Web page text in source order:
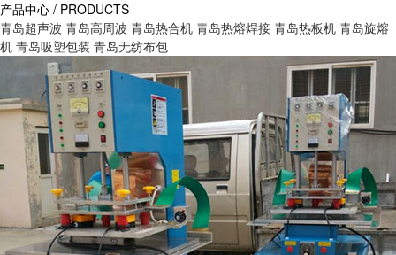
产品中心 / PRODUCTS
青岛超声波 青岛高周波 青岛热合机 青岛热熔焊接 青岛热板机 青岛旋熔
机 青岛吸塑包装 青岛无纺布包